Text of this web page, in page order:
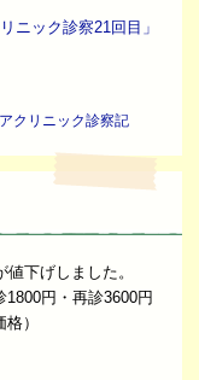
ニック診察21回目」
クリニック診察記
下げしました。
円・再診3600円
）